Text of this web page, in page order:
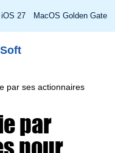
iOS 27 MacOS Golden Gate
Soft
par ses actionnaires
par